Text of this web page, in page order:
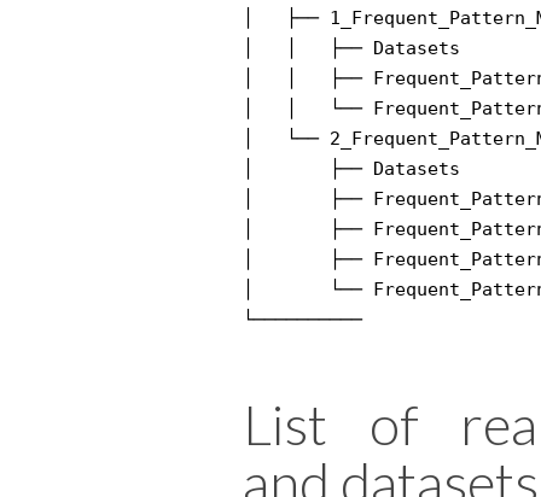
│   ├──
│   │   ├── Datasets
│   │   ├──
│   │   └──
│   └──
│       ├── Datasets
│       ├──
│       ├──
│       ├──
│       └──
└──────────
List of
and datasets